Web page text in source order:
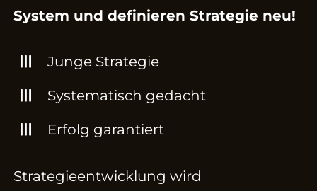
System und definieren Strategie neu!
Junge Strategie
Systematisch gedacht
Erfolg garantiert
Strategieentwicklung wird